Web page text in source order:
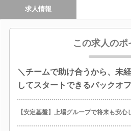
求人情報
この求人のポ
＼チームで助け合うから、未
してスタートできるバックオ
【安定基盤】上場グループで将来も安心